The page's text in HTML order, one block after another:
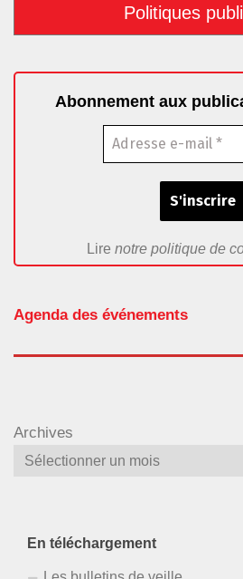
Politiques
Abonnement aux
Lire notre politique de
Agenda des événements
Archives
En téléchargement